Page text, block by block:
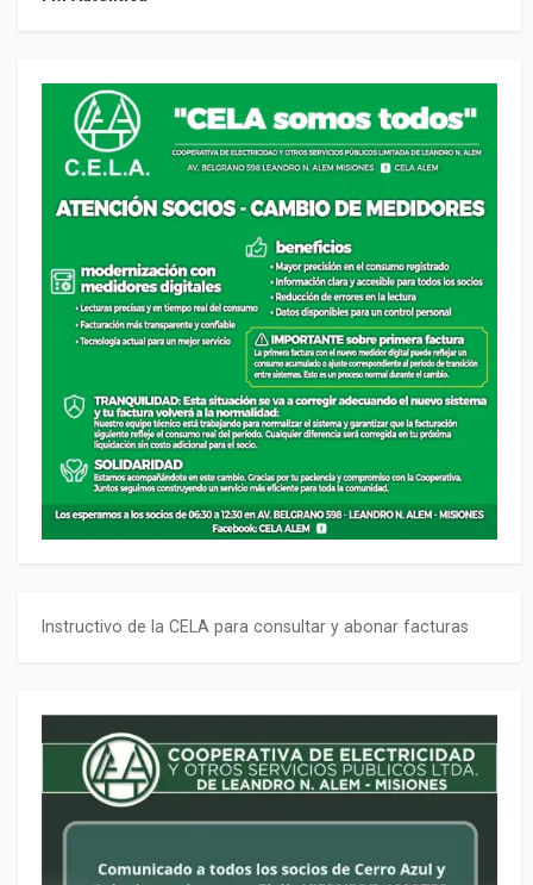
Instructivo de la CELA para consultar y abonar facturas